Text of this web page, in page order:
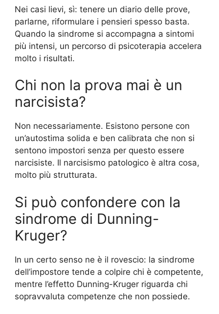
Nei casi lievi, sì: tenere un diario delle prove,
parlarne, riformulare i pensieri spesso basta.
Quando la sindrome si accompagna a sintomi
più intensi, un percorso di psicoterapia accelera
molto i risultati.
Chi non la prova mai è un
narcisista?
Non necessariamente. Esistono persone con
un’autostima solida e ben calibrata che non si
sentono impostori senza per questo essere
narcisiste. Il narcisismo patologico è altra cosa,
molto più strutturata.
Si può confondere con la
sindrome di Dunning-
Kruger?
In un certo senso ne è il rovescio: la sindrome
dell’impostore tende a colpire chi è competente,
mentre l’effetto Dunning-Kruger riguarda chi
sopravvaluta competenze che non possiede.